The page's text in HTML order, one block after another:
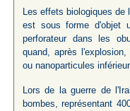
Les effets biologiques de
est sous forme d'objet
perforateur dans les
quand, après
ou nanoparticules
Lors de la guerre de
bombes, représentant